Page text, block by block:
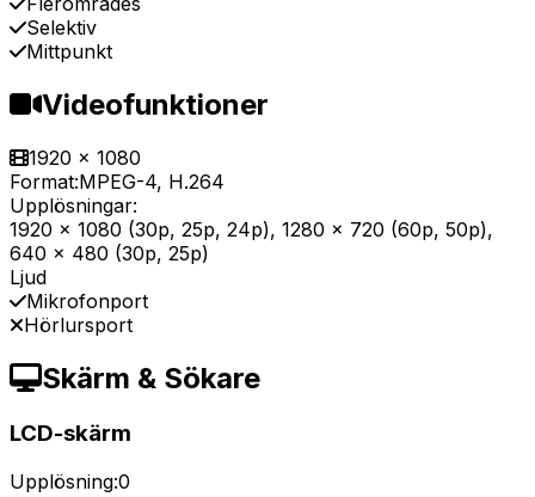
Selektiv
Mittpunkt
Videofunktioner
1920 x 1080
Format:MPEG-4, H.264
Upplösningar:
1920 x 1080 (30p, 25p, 24p), 1280 x 720 (60p, 50p),
640 x 480 (30p, 25p)
Ljud
Mikrofonport
Hörlursport
Skärm & Sökare
LCD-skärm
Upplösning:0